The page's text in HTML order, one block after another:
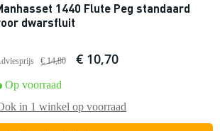
1440 Flute Peg standaard
dwarsfluit
€ 14,80 € 10,70
Op voorraad
in 1 winkel op voorraad